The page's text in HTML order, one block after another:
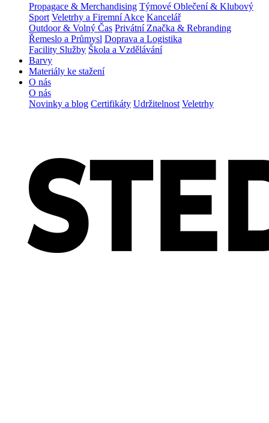
Propagace & Merchandising Týmové Oblečení & Klubový
Sport Veletrhy a Firemní Akce Kancelář
Outdoor & Volný Čas Privátní Značka & Rebranding
Řemeslo a Průmysl Doprava a Logistika
Facility Služby Škola a Vzdělávání
Barvy
Materiály ke stažení
O nás
O nás
Novinky a blog Certifikáty Udržitelnost Veletrhy